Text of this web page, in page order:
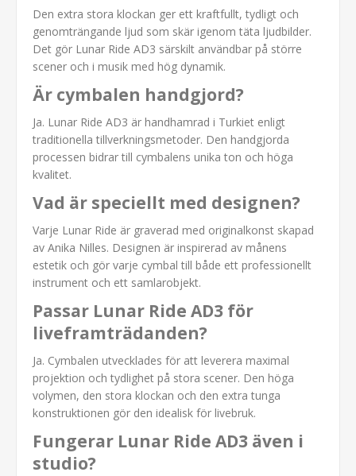
Den extra stora klockan ger ett kraftfullt, tydligt och
genomträngande ljud som skär igenom täta ljudbilder.
Det gör Lunar Ride AD3 särskilt användbar på större
scener och i musik med hög dynamik.
Är cymbalen handgjord?
Ja. Lunar Ride AD3 är handhamrad i Turkiet enligt
traditionella tillverkningsmetoder. Den handgjorda
processen bidrar till cymbalens unika ton och höga
kvalitet.
Vad är speciellt med designen?
Varje Lunar Ride är graverad med originalkonst skapad
av Anika Nilles. Designen är inspirerad av månens
estetik och gör varje cymbal till både ett professionellt
instrument och ett samlarobjekt.
Passar Lunar Ride AD3 för
liveframträdanden?
Ja. Cymbalen utvecklades för att leverera maximal
projektion och tydlighet på stora scener. Den höga
volymen, den stora klockan och den extra tunga
konstruktionen gör den idealisk för livebruk.
Fungerar Lunar Ride AD3 även i
studio?